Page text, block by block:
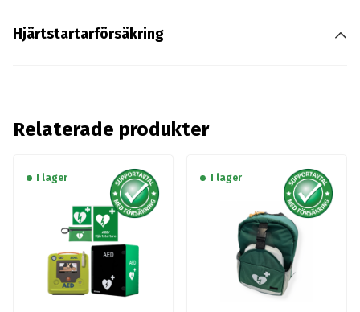
Hjärtstartarförsäkring
Relaterade produkter
I lager I lager